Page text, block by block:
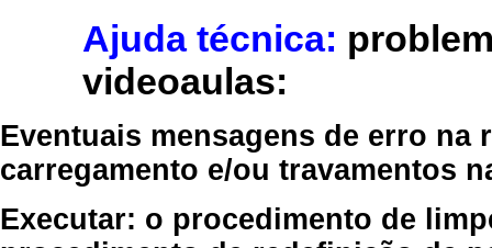
Ajuda técnica:
videoaulas:
Eventuais mensagens de erro
carregamento e/ou travamentos
Executar: o procedimento de